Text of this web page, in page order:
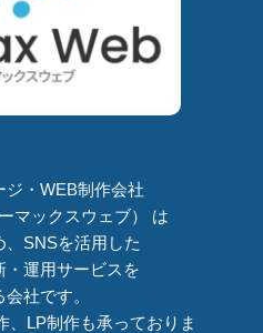
・WEB制作会社
マックスウェブ） は
SNSを活用した
・運用サービスを
社です。
、LP制作も承っておりま